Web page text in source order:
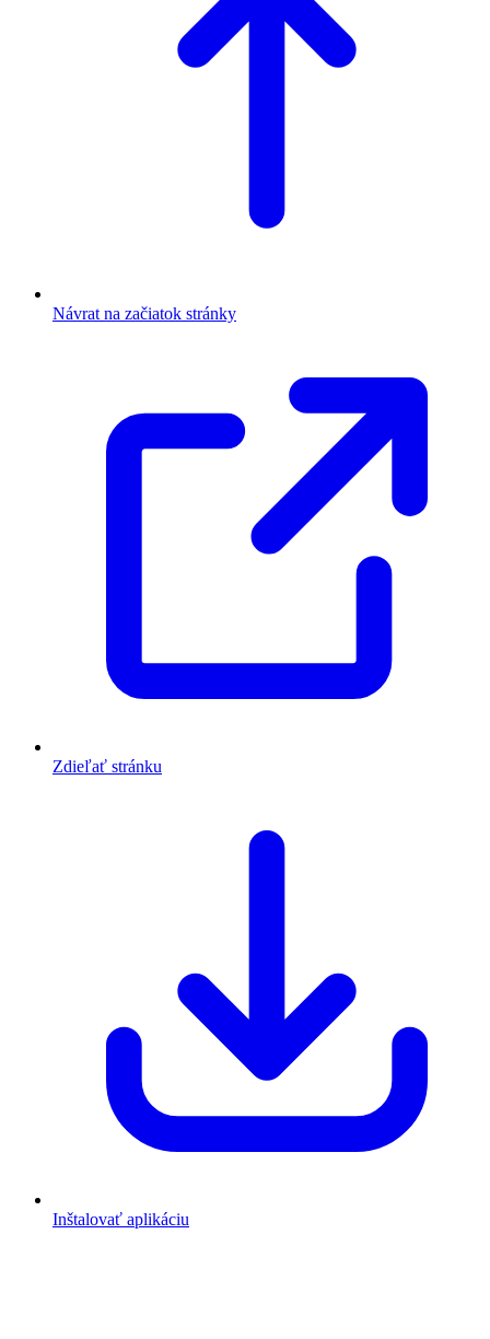
Návrat na začiatok stránky
Zdieľať stránku
Inštalovať aplikáciu